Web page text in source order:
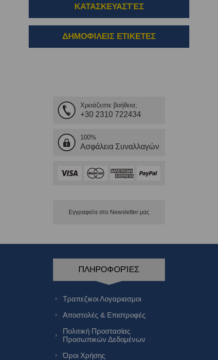
ΚΑΤΑΣΚΕΥΑΣΤΈΣ
ΔΗΜΟΦΙΛΕΙΣ ΕΤΙΚΕΤΕΣ
Χρειάζεστε βοήθεια;
+30 2310 722434
100%
Ασφάλεια Συναλλαγών
Εγγραφείτε στο Νewsletter μας
ΠΛΗΡΟΦΟΡΊΕΣ
Τραπεζικοι Λογαριασμοι
Αποστολές & Επιστροφές
Πολιτική Προστασίας
Προσωπικών Δεδομένων
Όροι Χρήσης